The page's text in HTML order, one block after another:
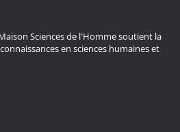
Sciences de l'Homme soutient la
en sciences humaines et